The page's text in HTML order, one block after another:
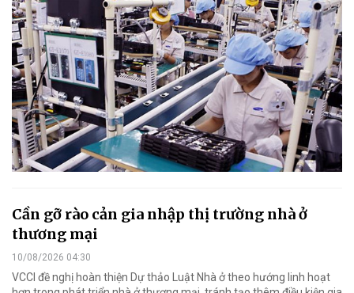
Cần gỡ rào cản gia nhập thị trường nhà ở
thương mại
10/08/2026 04:30
VCCI đề nghị hoàn thiện Dự thảo Luật Nhà ở theo hướng linh hoạt